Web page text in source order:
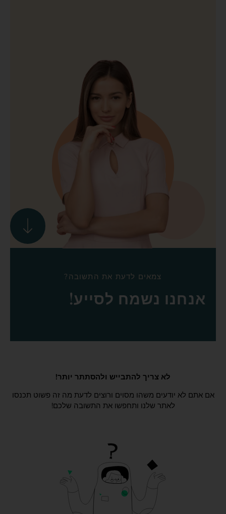
צמאים לדעת את התשובה?
אנחנו נשמח לסייע!
לא צריך להתבייש ולהסתתר יותר!
אם אתם לא יודעים משהו מסוים ורוצים לדעת מה זה פשוט תכנסו
לאתר שלנו ותחפשו את התשובה שלכם!